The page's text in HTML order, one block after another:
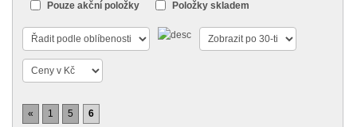
Pouze akční položky Položky skladem
« 1 5 6